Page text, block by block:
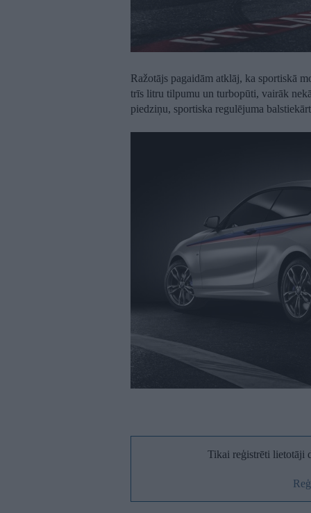
Ražotājs pagaidām atklāj, ka sportiskā
trīs litru tilpumu un turbopūti, vairāk
piedziņu, sportiska regulējuma
Tikai reģistrēti lietotāji